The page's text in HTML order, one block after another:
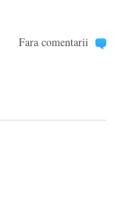
Fara comentarii